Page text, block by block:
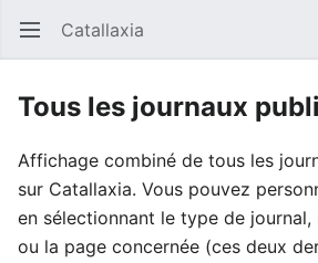
Ouvrir le menu principal Catallaxia
Tous les journaux
Affichage combiné de tous les
sur Catallaxia. Vous pouvez
en sélectionnant le type de journal,
ou la page concernée (ces deux